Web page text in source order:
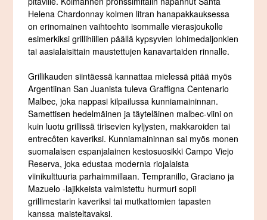
Helena Chardonnay kolmen litran hanapakkauksessa
on erinomainen vaihtoehto isommalle vierasjoukolle
esimerkiksi grillihiilien päällä kypsyvien lohimedaljonkien
tai aasialaisittain maustettujen kanavartaiden rinnalle.
Grillikauden siintäessä kannattaa mielessä pitää myös
Argentiinan San Juanista tuleva Graffigna Centenario
Malbec, joka nappasi kilpailussa kunniamaininnan.
Samettisen hedelmäinen ja täyteläinen malbec-viini on
kuin luotu grillissä tirisevien kyljysten, makkaroiden tai
entrecôten kaveriksi. Kunniamaininnan sai myös monen
suomalaisen espanjalainen kestosuosikki Campo Viejo
Reserva, joka edustaa modernia riojalaista
viinikulttuuria parhaimmillaan. Tempranillo, Graciano ja
Mazuelo -lajikkeista valmistettu hurmuri sopii
grillimestarin kaveriksi tai mutkattomien tapasten
kanssa maisteltavaksi.